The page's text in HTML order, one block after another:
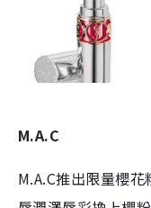
M.A.C
M.A.C推出限量櫻